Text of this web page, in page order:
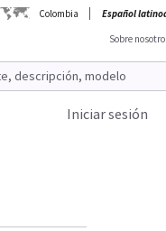
Colombia Español
Sobre
Iniciar sesión